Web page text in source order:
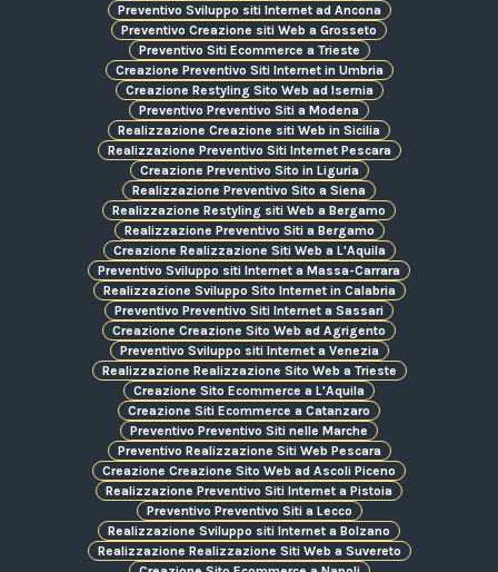
Preventivo Sviluppo siti Internet ad Ancona
Preventivo Creazione siti Web a Grosseto
Preventivo Siti Ecommerce a Trieste
Creazione Preventivo Siti Internet in Umbria
Creazione Restyling Sito Web ad Isernia
Preventivo Preventivo Siti a Modena
Realizzazione Creazione siti Web in Sicilia
Realizzazione Preventivo Siti Internet Pescara
Creazione Preventivo Sito in Liguria
Realizzazione Preventivo Sito a Siena
Realizzazione Restyling siti Web a Bergamo
Realizzazione Preventivo Siti a Bergamo
Creazione Realizzazione Siti Web a L'Aquila
Preventivo Sviluppo siti Internet a Massa-Carrara
Realizzazione Sviluppo Sito Internet in Calabria
Preventivo Preventivo Siti Internet a Sassari
Creazione Creazione Sito Web ad Agrigento
Preventivo Sviluppo siti Internet a Venezia
Realizzazione Realizzazione Sito Web a Trieste
Creazione Sito Ecommerce a L'Aquila
Creazione Siti Ecommerce a Catanzaro
Preventivo Preventivo Siti nelle Marche
Preventivo Realizzazione Siti Web Pescara
Creazione Creazione Sito Web ad Ascoli Piceno
Realizzazione Preventivo Siti Internet a Pistoia
Preventivo Preventivo Siti a Lecco
Realizzazione Sviluppo siti Internet a Bolzano
Realizzazione Realizzazione Siti Web a Suvereto